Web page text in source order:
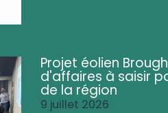
Projet éolien
d'affaires à saisir
de la région
9 juillet 2026